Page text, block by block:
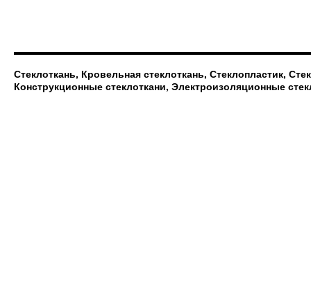
Стеклоткань, Кровельная стеклоткань, Стеклопластик,
Конструкционные стеклоткани, Электроизоляционные